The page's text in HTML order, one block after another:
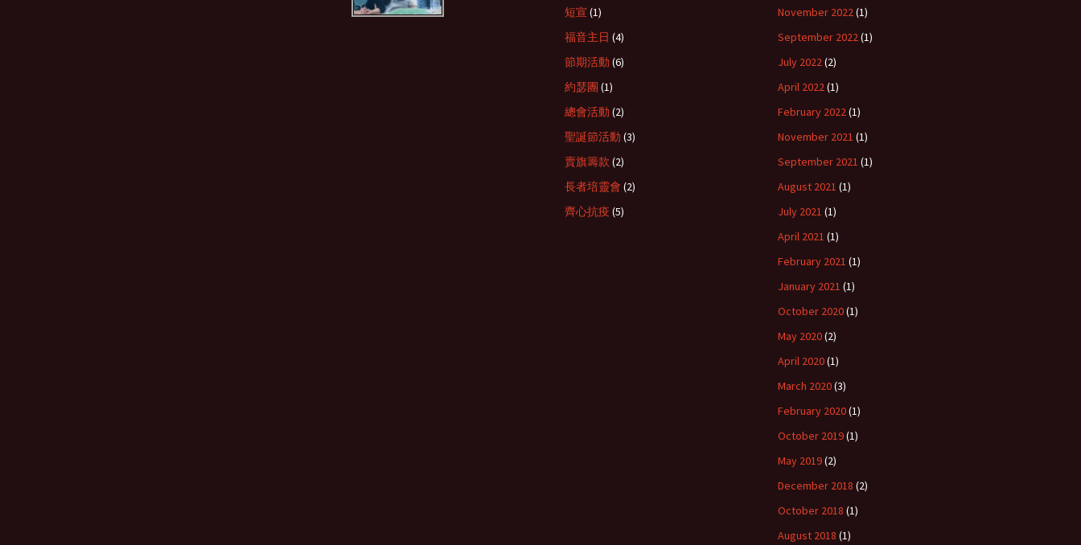
短宣 (1)
福音主日 (4)
節期活動 (6)
約瑟團 (1)
總會活動 (2)
聖誕節活動 (3)
賣旗籌款 (2)
長者培靈會 (2)
齊心抗疫 (5)
November 2022(1)
September 2022(1)
July 2022(2)
April 2022(1)
February 2022(1)
November 2021 (1)
September 2021 (1)
August 2021 (1)
July 2021 (1)
April 2021 (1)
February 2021 (1)
January 2021 (1)
October 2020(1)
May 2020(2)
April 2020(1)
March 2020(3)
February 2020(1)
October 2019(1)
May 2019(2)
December 2018 (2)
October 2018 (1)
August 2018 (1)